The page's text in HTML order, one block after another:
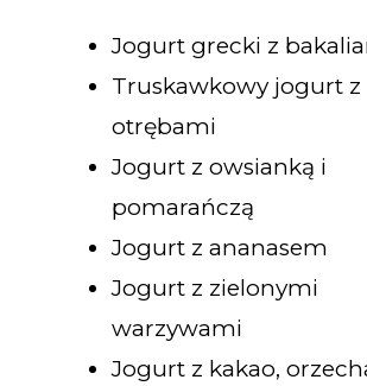
Jogurt grecki z
Truskawkowy jogurt z
otrębami
Jogurt z owsianką i
pomarańczą
Jogurt z ananasem
Jogurt z zielonymi
warzywami
Jogurt z kakao,